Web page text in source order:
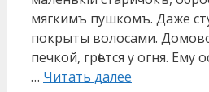
мягкимъ пушкомъ. Даже
покрыты волосами.
печкой, грѣется у огня.
… Читать далее